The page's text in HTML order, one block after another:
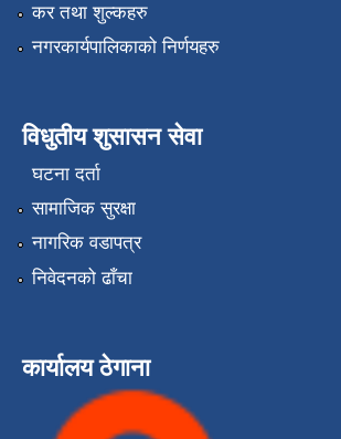
कर तथा शुल्कहरु
नगरकार्यपालिकाको निर्णयहरु
विधुतीय शुसासन सेवा
घटना दर्ता
सामाजिक सुरक्षा
नागरिक वडापत्र
निवेदनको ढाँचा
कार्यालय ठेगाना